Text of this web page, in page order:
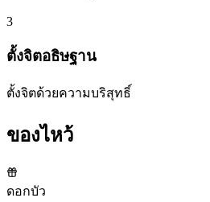
3
ตั้งจิตอธิษฐาน
ตั้งจิตด้วยความบริสุทธิ์
ของไหว้
ดอกบัว